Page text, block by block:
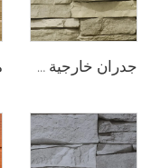
جدران خارجية من الألواح المعدنية 16 مم لوحة معدنية منقوشة زخرفية مقاومة للحريق ألواح ساندويشية من البولي يوريثين